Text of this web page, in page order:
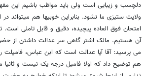
دلچسب و زیبایی است ولی باید مواظب باشیم این
ولایت ستیزی ما نشود. بنابراین خوبی​ها هم می​تواند در
امتحان فوق العاده پیچیده، دقیق و قابل تاملی
آن هستیم. مالک اشتر گاهی سر عدالت داشتن از
می پرسید: آقا آیا عدالت است که ابن عباس، فامیلت
هم توضیح داد که اولا فامیل درجه یک نیست و ثانیا